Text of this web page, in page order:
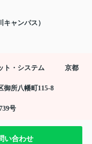
ャンパス）
ット・システム 京都
御所八幡町115-8
号
い合わせ